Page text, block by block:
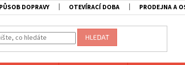
DOPRAVY OTEVÍRACÍ DOBA PRODEJNA A
HLEDAT